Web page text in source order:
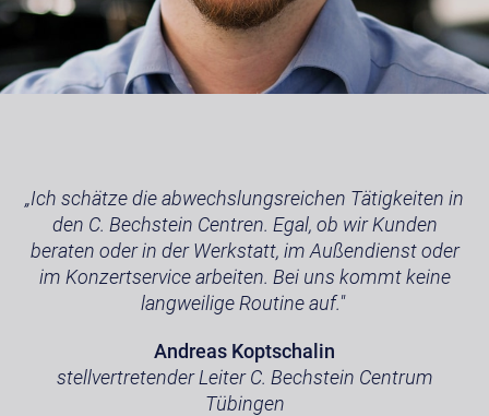
„Ich schätze die abwechslungsreichen Tätigkeiten in
den C. Bechstein Centren. Egal, ob wir Kunden
beraten oder in der Werkstatt, im Außendienst oder
im Konzertservice arbeiten. Bei uns kommt keine
langweilige Routine auf."
Andreas Koptschalin
stellvertretender Leiter C. Bechstein Centrum
Tübingen